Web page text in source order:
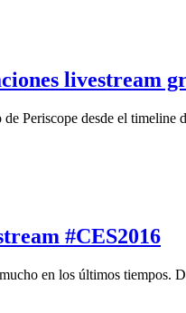
livestream
Periscope desde el
#CES2016
en los últimos tiempos.